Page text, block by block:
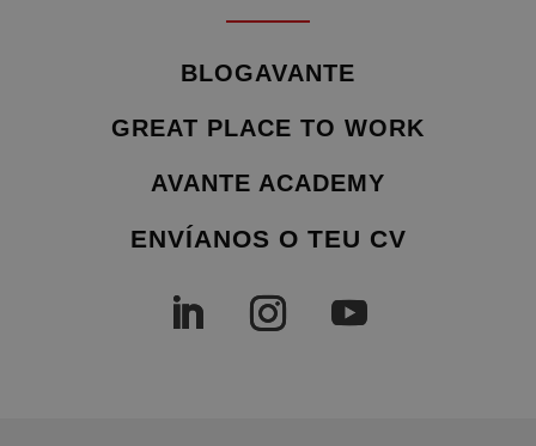
BLOGAVANTE
GREAT PLACE TO WORK
AVANTE ACADEMY
ENVÍANOS O TEU CV